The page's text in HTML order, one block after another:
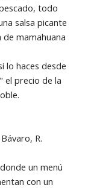
todo
salsa picante
mamahuana
lo haces desde
el precio de la
R.
un menú
con un